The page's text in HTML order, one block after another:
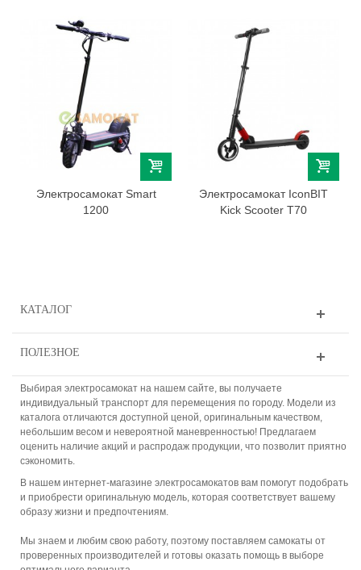
Электросамокат Smart
1200
Электросамокат IconBIT
Kick Scooter T70
КАТАЛОГ
ПОЛЕЗНОЕ
Выбирая электросамокат на нашем сайте, вы получаете
индивидуальный транспорт для перемещения по городу. Модели из
каталога отличаются доступной ценой, оригинальным качеством,
небольшим весом и невероятной маневренностью! Предлагаем
оценить наличие акций и распродаж продукции, что позволит приятно
сэкономить.
В нашем интернет-магазине электросамокатов вам помогут подобрать
и приобрести оригинальную модель, которая соответствует вашему
образу жизни и предпочтениям.
Мы знаем и любим свою работу, поэтому поставляем самокаты от
проверенных производителей и готовы оказать помощь в выборе